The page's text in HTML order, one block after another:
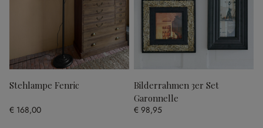
Stehlampe Fenric
€ 168,00
Bilderrahmen 3er Set
Garonnelle
€ 98,95